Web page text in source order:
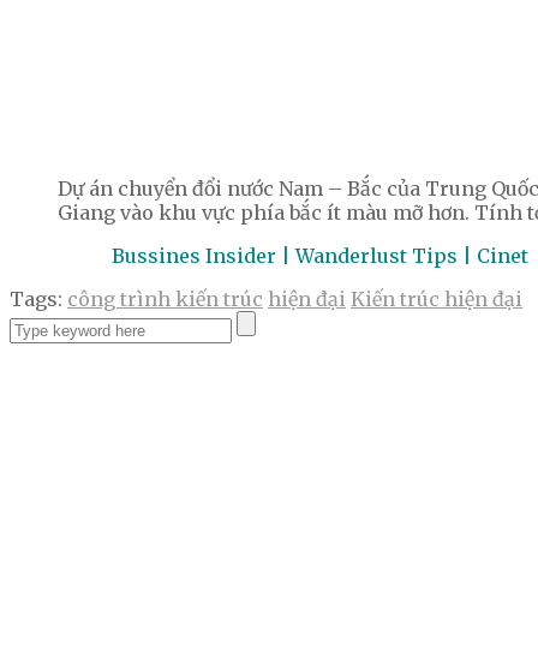
Dự án chuyển đổi nước Nam – Bắc của Trung
Giang vào khu vực phía bắc ít màu mỡ hơn. Tính
Bussines Insider | Wanderlust Tips | Cinet
Tags: công trình kiến trúc hiện đại Kiến trúc hiện đại